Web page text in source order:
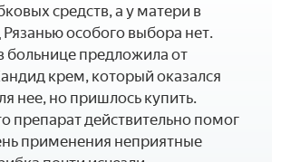
средств, а у матери в
особого выбора нет.
больнице предложила от
крем, который оказался
нее, но пришлось купить.
препарат действительно помог
применения неприятные